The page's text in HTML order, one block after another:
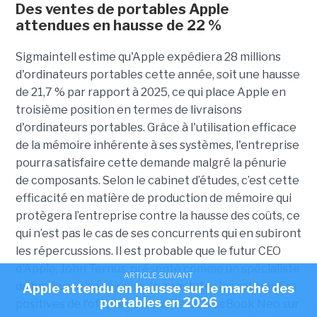
ARTICLE SUIVANT
Apple attendu en hausse sur le marché des
portables en 2026
Des ventes de portables Apple
attendues en hausse de 22 %
Sigmaintell estime qu'Apple expédiera 28 millions
d'ordinateurs portables cette année, soit une hausse
de 21,7 % par rapport à 2025, ce qui place Apple en
troisième position en termes de livraisons
d'ordinateurs portables. Grâce à l'utilisation efficace
de la mémoire inhérente à ses systèmes, l'entreprise
pourra satisfaire cette demande malgré la pénurie
de composants. Selon le cabinet d’études, c’est cette
efficacité en matière de production de mémoire qui
protègera l’entreprise contre la hausse des coûts, ce
qui n’est pas le cas de ses concurrents qui en subiront
les répercussions. Il est probable que le futur CEO
du hardware, se réjouira de constater les retombées
positives de l'offensive massive du MacBook Neo sur